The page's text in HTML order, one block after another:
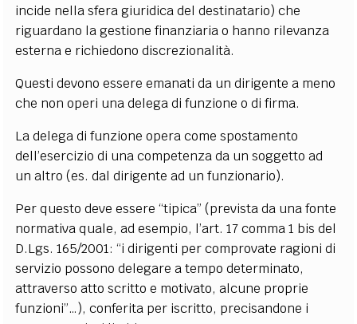
incide nella sfera giuridica del destinatario) che
riguardano la gestione finanziaria o hanno rilevanza
esterna e richiedono discrezionalità.
Questi devono essere emanati da un dirigente a meno
che non operi una delega di funzione o di firma.
La delega di funzione opera come spostamento
dell’esercizio di una competenza da un soggetto ad
un altro (es. dal dirigente ad un funzionario).
Per questo deve essere “tipica” (prevista da una fonte
normativa quale, ad esempio, l’art. 17 comma 1 bis del
D.Lgs. 165/2001: “i dirigenti per comprovate ragioni di
servizio possono delegare a tempo determinato,
attraverso atto scritto e motivato, alcune proprie
funzioni”…), conferita per iscritto, precisandone i